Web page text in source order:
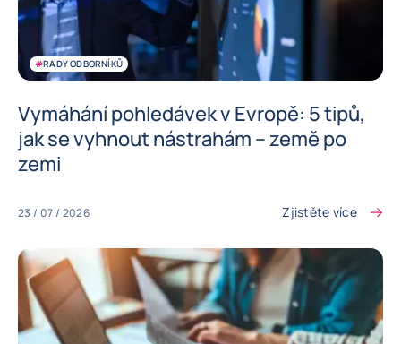
#RADY ODBORNÍKŮ
Vymáhání pohledávek v Evropě: 5 tipů,
jak se vyhnout nástrahám – země po
zemi
23 / 07 / 2026 Zjistěte více